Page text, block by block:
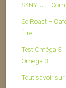
SKNY-U –
SolRoast –
Être
Test Oméga 3
Oméga 3
Tout savoir